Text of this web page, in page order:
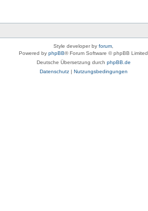
Style developer by forum
Powered by phpBB® Forum Software © phpBB Limited
Deutsche Übersetzung durch phpBB.de
Datenschutz| Nutzungsbedingungen